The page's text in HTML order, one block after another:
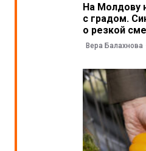
На Молдову
с градом.
о резкой
Вера Балахнова